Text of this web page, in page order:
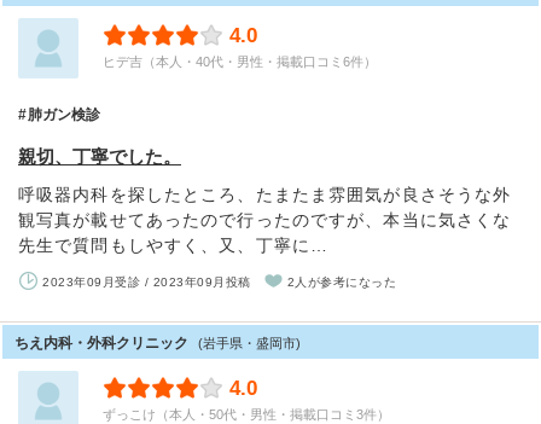
4.0
ヒデ吉（本人・40代・男性・掲載口コミ6件）
肺ガン検診
親切、丁寧でした。
呼吸器内科を探したところ、たまたま雰囲気が良さそうな外
観写真が載せてあったので行ったのですが、本当に気さくな
先生で質問もしやすく、又、丁寧に…
2023年09月受診 / 2023年09月投稿 2人が参考になった
ちえ内科・外科クリニック (岩手県・盛岡市)
4.0
ずっこけ（本人・50代・男性・掲載口コミ3件）